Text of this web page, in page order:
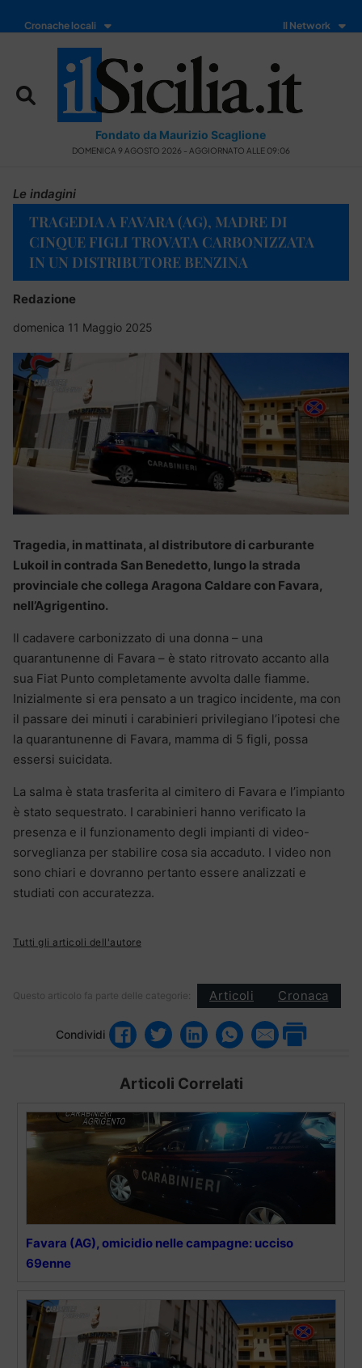
Cronache locali Il Network
Fondato da Maurizio Scaglione
DOMENICA 9 AGOSTO 2026 - AGGIORNATO ALLE 09:06
Le indagini
TRAGEDIA A FAVARA (AG), MADRE DI
CINQUE FIGLI TROVATA CARBONIZZATA
IN UN DISTRIBUTORE BENZINA
Redazione
domenica 11 Maggio 2025
Tragedia, in mattinata, al distributore di carburante
Lukoil in contrada San Benedetto, lungo la strada
provinciale che collega Aragona Caldare con Favara,
nell’Agrigentino.
Il cadavere carbonizzato di una donna – una
quarantunenne di Favara – è stato ritrovato accanto alla
sua Fiat Punto completamente avvolta dalle fiamme.
Inizialmente si era pensato a un tragico incidente, ma con
il passare dei minuti i carabinieri privilegiano l’ipotesi che
la quarantunenne di Favara, mamma di 5 figli, possa
essersi suicidata.
La salma è stata trasferita al cimitero di Favara e l’impianto
è stato sequestrato. I carabinieri hanno verificato la
presenza e il funzionamento degli impianti di video-
sorveglianza per stabilire cosa sia accaduto. I video non
sono chiari e dovranno pertanto essere analizzati e
studiati con accuratezza.
Tutti gli articoli dell'autore
Questo articolo fa parte delle categorie: Articoli Cronaca
Condividi
Articoli Correlati
Favara (AG), omicidio nelle campagne: ucciso
69enne